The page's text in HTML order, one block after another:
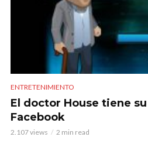
ENTRETENIMIENTO
El doctor House tiene
Facebook
2.107 views 2 min read